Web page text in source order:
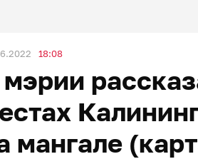
18:08
мангале